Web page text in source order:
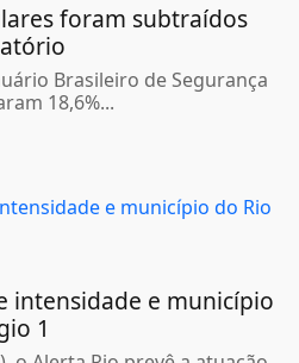
foram subtraídos
Brasileiro de Segurança
18,6%...
intensidade e município
1